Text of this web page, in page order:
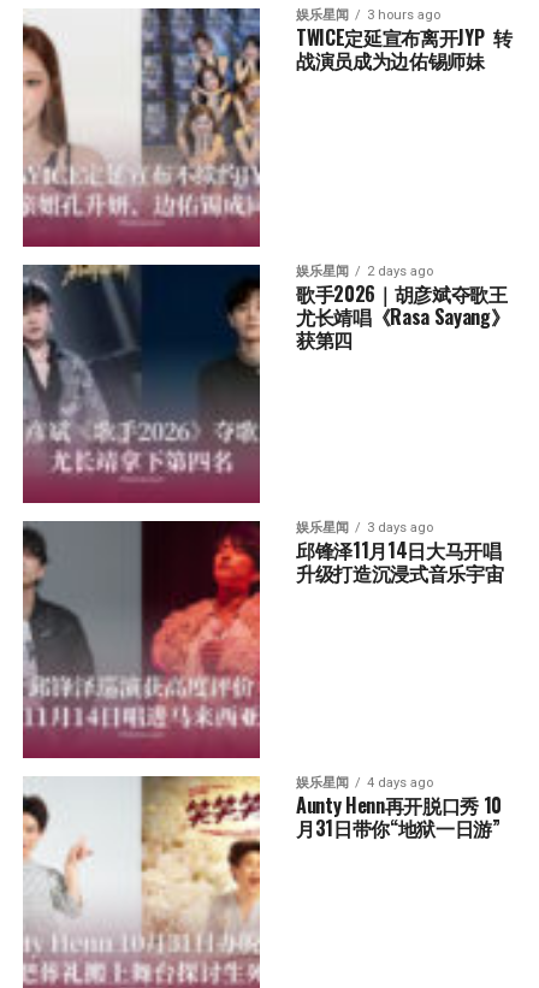
娱乐星闻 3 hours ago
TWICE定延宣布离开JYP  转
战演员成为边佑锡师妹
娱乐星闻 2 days ago
歌手2026｜胡彦斌夺歌王
尤长靖唱《Rasa Sayang》
获第四
娱乐星闻 3 days ago
邱锋泽11月14日大马开唱
升级打造沉浸式音乐宇宙
娱乐星闻 4 days ago
Aunty Henn再开脱口秀 10
月31日带你“地狱一日游”